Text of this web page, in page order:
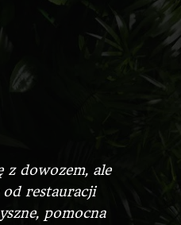
z dowozem, ale
restauracji
pomocna